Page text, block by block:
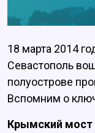
18 марта 2014
Севастополь
полуострове
Вспомним о
Крымский мост